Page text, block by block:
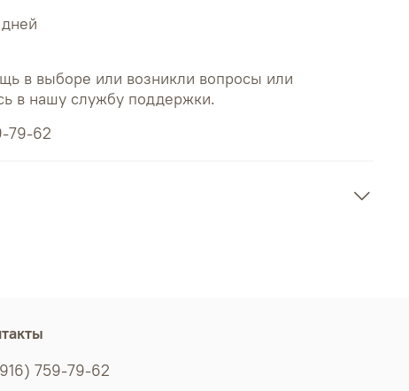
в выборе или возникли вопросы или
в нашу службу поддержки.
79-62
759-79-62